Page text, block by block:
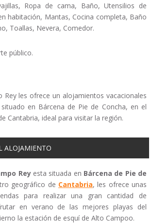
Ropa de cama, Baño, Utensilios de
habitación, Mantas, Cocina completa, Baño
Toallas, Nevera, Comedor.
público.
Rey les ofrece un alojamientos vacacionales
en Bárcena de Pie de Concha, en el
Cantabria, ideal para visitar la región.
ALOJAMIENTO
Reyesta situada en Bárcena de Pie de
geográfico de Cantabria, les ofrece unas
para realizar una gran cantidad de
en verano de las mejores playas del
la estación de esquí de Alto Campoo.